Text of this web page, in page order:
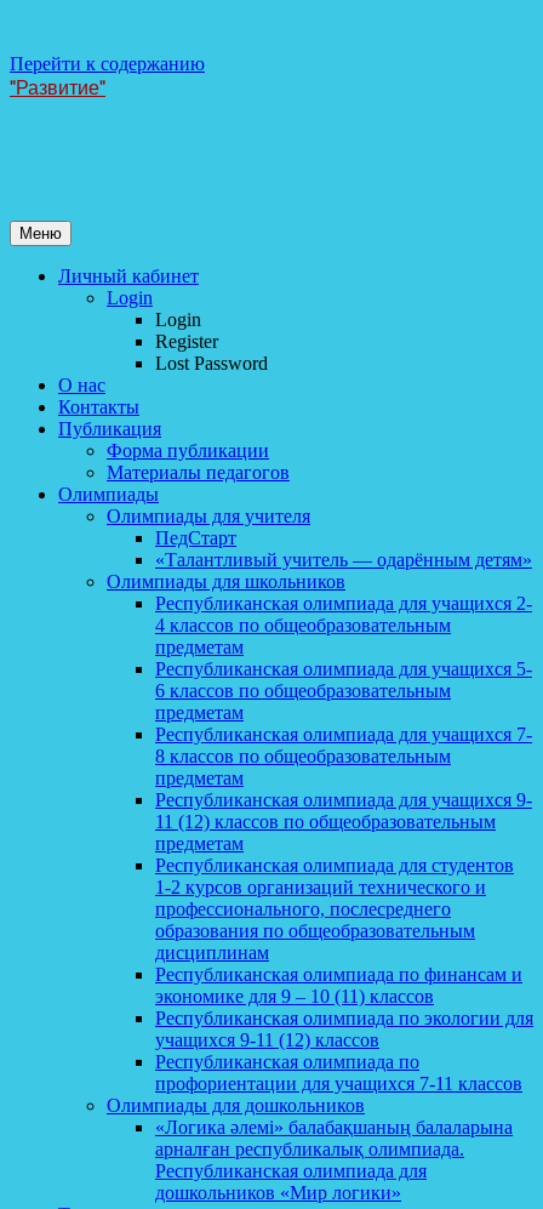
Перейти к содержанию
"Развитие"
Меню
Личный кабинет
Login
Login
Register
Lost Password
О нас
Контакты
Публикация
Форма публикации
Материалы педагогов
Олимпиады
Олимпиады для учителя
ПедСтарт
«Талантливый учитель — одарённым детям»
Олимпиады для школьников
Республиканская олимпиада для учащихся 2-
4 классов по общеобразовательным
предметам
Республиканская олимпиада для учащихся 5-
6 классов по общеобразовательным
предметам
Республиканская олимпиада для учащихся 7-
8 классов по общеобразовательным
предметам
Республиканская олимпиада для учащихся 9-
11 (12) классов по общеобразовательным
предметам
Республиканская олимпиада для студентов
1-2 курсов организаций технического и
профессионального, послесреднего
образования по общеобразовательным
дисциплинам
Республиканская олимпиада по финансам и
экономике для 9 – 10 (11) классов
Республиканская олимпиада по экологии для
учащихся 9-11 (12) классов
Республиканская олимпиада по
профориентации для учащихся 7-11 классов
Олимпиады для дошкольников
«Логика әлемі» балабақшаның балаларына
арналған республикалық олимпиада.
Республиканская олимпиада для
дошкольников «Мир логики»